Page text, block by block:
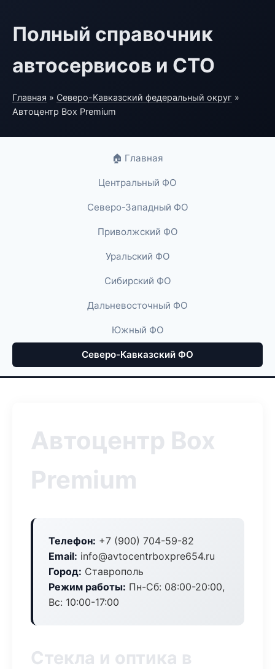
Полный справочник
автосервисов и СТО
Главная » Северо-Кавказский федеральный округ »
Автоцентр Box Premium
🏠 Главная
Центральный ФО
Северо-Западный ФО
Приволжский ФО
Уральский ФО
Сибирский ФО
Дальневосточный ФО
Южный ФО
Северо-Кавказский ФО
Автоцентр Box
Premium
Телефон: +7 (900) 704-59-82
Email: info@avtocentrboxpre654.ru
Город: Ставрополь
Режим работы: Пн-Сб: 08:00-20:00,
Вс: 10:00-17:00
Стекла и оптика в